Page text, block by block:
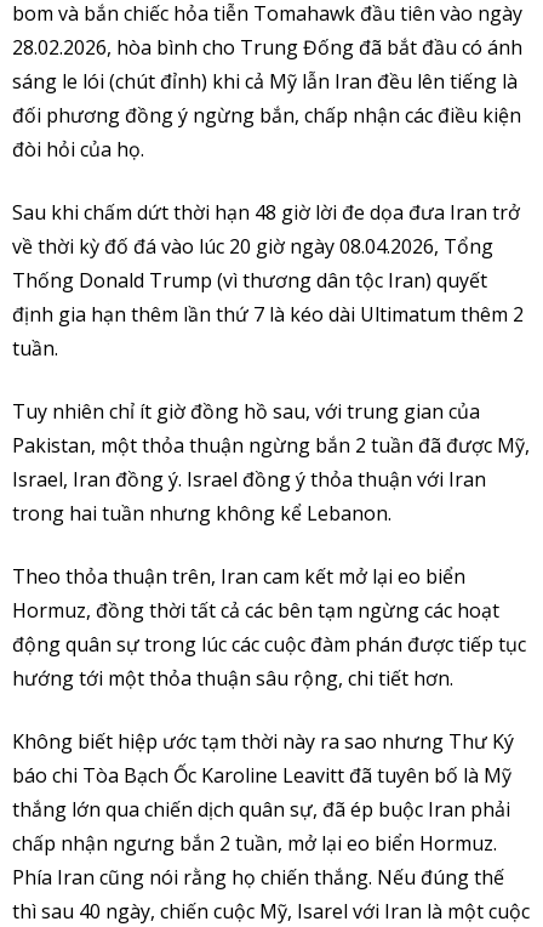
bom và bắn chiếc hỏa tiễn Tomahawk đầu tiên vào ngày
28.02.2026, hòa bình cho Trung Đống đã bắt đầu có ánh
sáng le lói (chút đỉnh) khi cả Mỹ lẫn Iran đều lên tiếng là
đối phương đồng ý ngừng bắn, chấp nhận các điều kiện
đòi hỏi của họ.
Sau khi chấm dứt thời hạn 48 giờ lời đe dọa đưa Iran trở
về thời kỳ đố đá vào lúc 20 giờ ngày 08.04.2026, Tổng
Thống Donald Trump (vì thương dân tộc Iran) quyết
định gia hạn thêm lần thứ 7 là kéo dài Ultimatum thêm 2
tuần.
Tuy nhiên chỉ ít giờ đồng hồ sau, với trung gian của
Pakistan, một thỏa thuận ngừng bắn 2 tuần đã được Mỹ,
Israel, Iran đồng ý. Israel đồng ý thỏa thuận với Iran
trong hai tuần nhưng không kể Lebanon.
Theo thỏa thuận trên, Iran cam kết mở lại eo biển
Hormuz, đồng thời tất cả các bên tạm ngừng các hoạt
động quân sự trong lúc các cuộc đàm phán được tiếp tục
hướng tới một thỏa thuận sâu rộng, chi tiết hơn.
Không biết hiệp ước tạm thời này ra sao nhưng Thư Ký
báo chi Tòa Bạch Ốc Karoline Leavitt đã tuyên bố là Mỹ
thắng lớn qua chiến dịch quân sự, đã ép buộc Iran phải
chấp nhận ngưng bắn 2 tuần, mở lại eo biển Hormuz.
Phía Iran cũng nói rằng họ chiến thắng. Nếu đúng thế
thì sau 40 ngày, chiến cuộc Mỹ, Isarel với Iran là một cuộc